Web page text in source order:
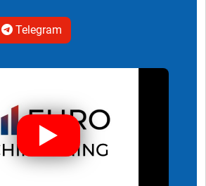
Telegram